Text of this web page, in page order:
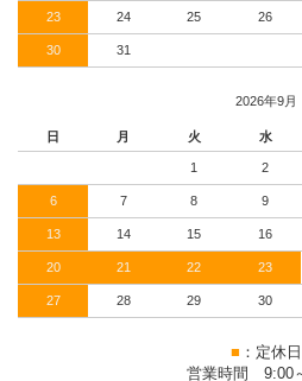
23 24 25 26
30 31
2026年9月
日 月 火 水
1 2
6 7 8 9
13 14 15 16
20 21 22 23
27 28 29 30
■ ：定休日
営業時間 9:00